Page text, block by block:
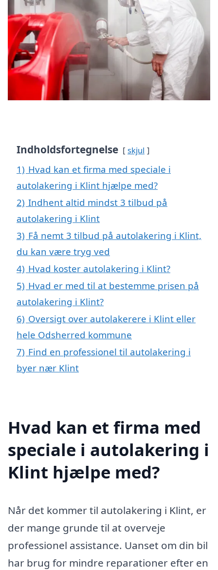
Indholdsfortegnelse skjul
1) Hvad kan et firma med speciale i
autolakering i Klint hjælpe med?
2) Indhent altid mindst 3 tilbud på
autolakering i Klint
3) Få nemt 3 tilbud på autolakering i Klint,
du kan være tryg ved
4) Hvad koster autolakering i Klint?
5) Hvad er med til at bestemme prisen på
autolakering i Klint?
6) Oversigt over autolakerere i Klint eller
hele Odsherred kommune
7) Find en professionel til autolakering i
byer nær Klint
Hvad kan et firma med
speciale i autolakering i
Klint hjælpe med?
Når det kommer til autolakering i Klint, er
der mange grunde til at overveje
professionel assistance. Uanset om din bil
har brug for mindre reparationer efter en